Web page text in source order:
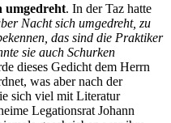
umgedreht. In der Taz hatte
Nacht sich umgedreht, zu
das sind die Praktiker
sie auch Schurken
dieses Gedicht dem Herrn
was aber nach der
sich viel mit Literatur
Legationsrat Johann